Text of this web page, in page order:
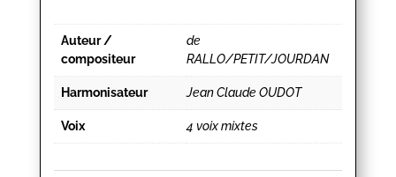
Auteur /
compositeur
de
RALLO/PETIT/JOURDAN
Harmonisateur Jean Claude OUDOT
Voix 4 voix mixtes